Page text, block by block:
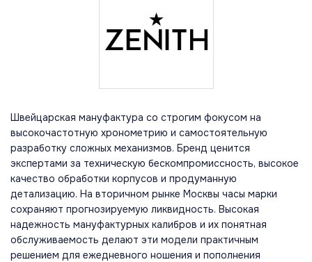
Швейцарская мануфактура со строгим фокусом на
высокочастотную хронометрию и самостоятельную
разработку сложных механизмов. Бренд ценится
экспертами за техническую бескомпромиссность, высокое
качество обработки корпусов и продуманную
детализацию. На вторичном рынке Москвы часы марки
сохраняют прогнозируемую ликвидность. Высокая
надежность мануфактурных калибров и их понятная
обслуживаемость делают эти модели практичным
решением для ежедневного ношения и пополнения